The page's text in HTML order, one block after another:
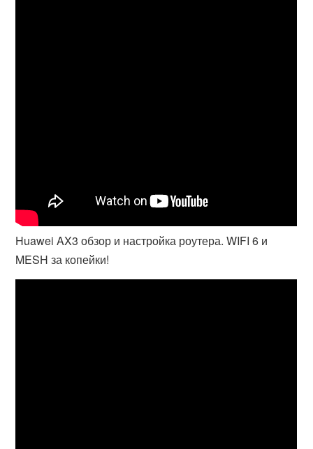
Huawei AX3 обзор и настройка роутера. WIFI 6 и
MESH за копейки!